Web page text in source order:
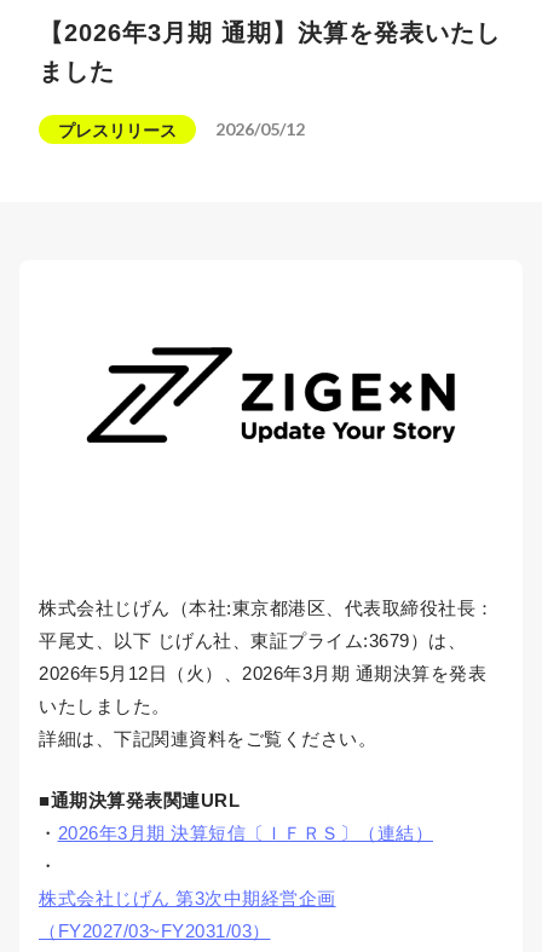
【2026年3月期 通期】決算を発表いたし
ました
プレスリリース 2026/05/12
株式会社じげん（本社:東京都港区、代表取締役社長：
平尾丈、以下 じげん社、東証プライム:3679）は、
2026年5月12日（火）、2026年3月期 通期決算を発表
いたしました。
詳細は、下記関連資料をご覧ください。
■通期決算発表関連URL
・ 2026年3月期 決算短信〔ＩＦＲＳ〕（連結）
・
株式会社じげん 第3次中期経営企画
（FY2027/03~FY2031/03）